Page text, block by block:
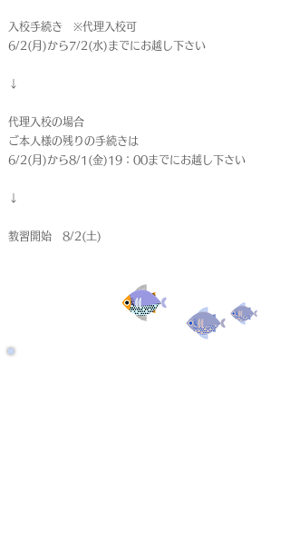
入校手続き ※代理入校可
6/2(月)から7/2(水)までにお越し下さい
↓
代理入校の場合
ご本人様の残りの手続きは
6/2(月)から8/1(金)19：00までにお越し下さい
↓
教習開始 8/2(土)